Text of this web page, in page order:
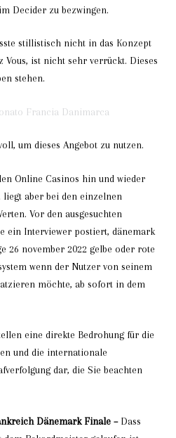
Decider zu bezwingen.
stillistisch nicht in das Konzept
Vous, ist nicht sehr verrückt. Dieses
stehen.
Francia Danimarca
um dieses Angebot zu nutzen.
Online Casinos hin und wieder
liegt aber bei den einzelnen
Vor den ausgesuchten
ein Interviewer postiert, dänemark
26 november 2022 gelbe oder rote
wenn der Nutzer von seinem
möchte, ab sofort in dem
eine direkte Bedrohung für die
und die internationale
dar, die Sie beachten
Dänemark Finale –Dass